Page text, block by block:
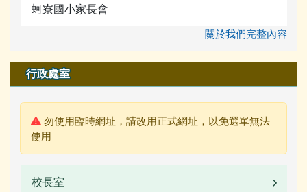
蚵寮國小家長會
關於我們完整內容
行政處室
警告:
勿使用臨時網址，請改用正式網址，以免選單無法
使用
校長室